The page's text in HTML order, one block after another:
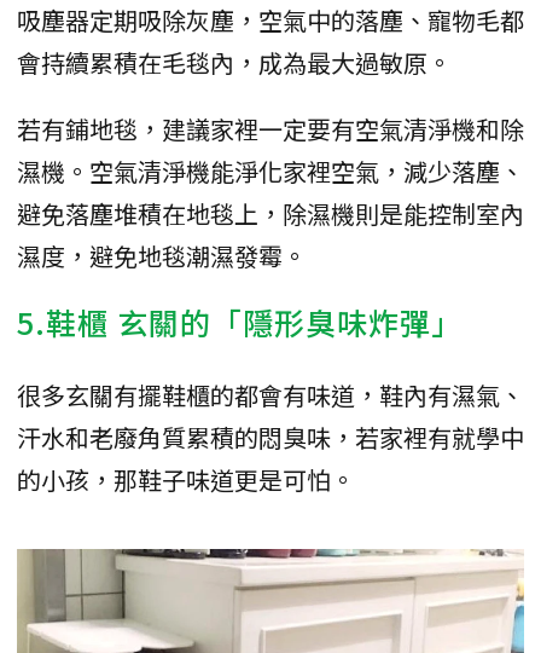
吸塵器定期吸除灰塵，空氣中的落塵、寵物毛都
會持續累積在毛毯內，成為最大過敏原。
若有鋪地毯，建議家裡一定要有空氣清淨機和除
濕機。空氣清淨機能淨化家裡空氣，減少落塵、
避免落塵堆積在地毯上，除濕機則是能控制室內
濕度，避免地毯潮濕發霉。
5.鞋櫃 玄關的「隱形臭味炸彈」
很多玄關有擺鞋櫃的都會有味道，鞋內有濕氣、
汗水和老廢角質累積的悶臭味，若家裡有就學中
的小孩，那鞋子味道更是可怕。